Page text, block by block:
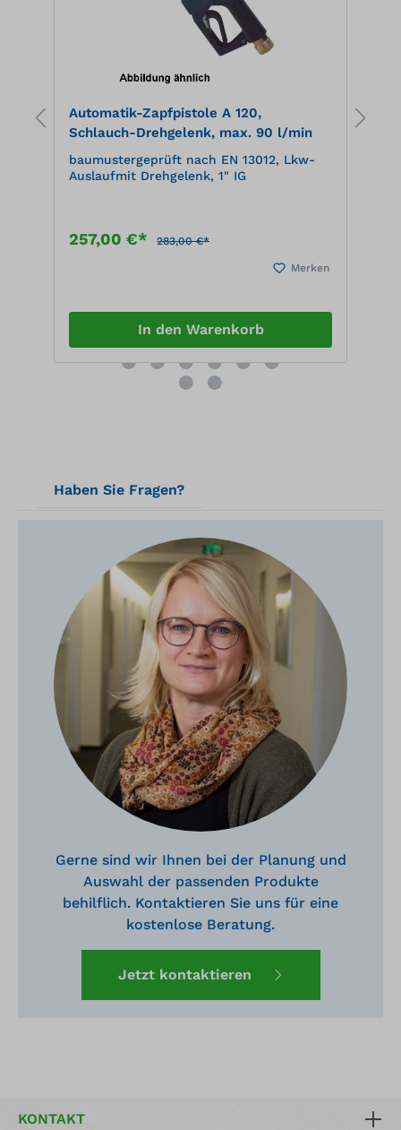
Automatik-Zapfpistole A 120,
Schlauch-Drehgelenk, max. 90 l/min
baumustergeprüft nach EN 13012, Lkw-
Auslaufmit Drehgelenk, 1" IG
257,00 €* 283,00 €*
Merken
In den Warenkorb
Haben Sie Fragen?
Gerne sind wir Ihnen bei der Planung und
Auswahl der passenden Produkte
behilflich. Kontaktieren Sie uns für eine
kostenlose Beratung.
Jetzt kontaktieren
KONTAKT